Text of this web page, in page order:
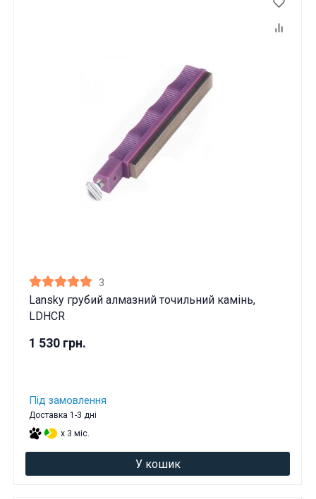
3
Lansky грубий алмазний точильний камінь,
LDHCR
1 530 грн.
Під замовлення
Доставка 1-3 дні
x 3 міс.
У кошик